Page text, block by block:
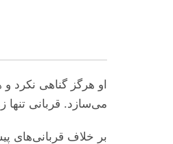
او هرگز گناهی نکرد
می‌‌سازد. قربانی
بر خلاف قربانی‌های